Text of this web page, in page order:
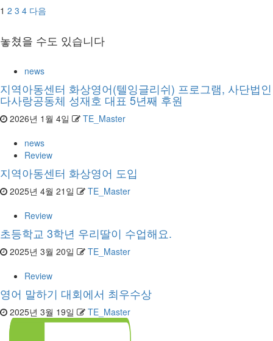
글
페
이
지
매
김
1 2 3 4 다음
놓쳤을 수도 있습니다
news
지역아동센터 화상영어(텔잉글리쉬) 프로그램, 사단법인
다사랑공동체 성재호 대표 5년째 후원
2026년 1월 4일
TE_Master
news
Review
지역아동센터 화상영어 도입
2025년 4월 21일
TE_Master
Review
초등학교 3학년 우리딸이 수업해요.
2025년 3월 20일
TE_Master
Review
영어 말하기 대회에서 최우수상
2025년 3월 19일 TE_Master